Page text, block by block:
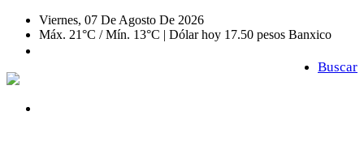
Viernes, 07 De Agosto De 2026
Máx. 21°C / Mín. 13°C | Dólar hoy 17.50 pesos Banxico
Buscar